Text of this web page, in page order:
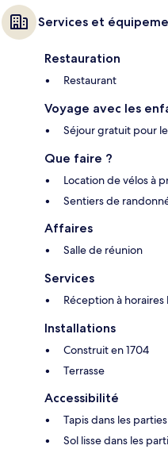
Services et
Restauration
Restaurant
Voyage avec les
Séjour gratuit pour
Que faire ?
Location de vélos à
Sentiers de
Affaires
Salle de réunion
Services
Réception à horaires
Installations
Construit en 1704
Terrasse
Accessibilité
Tapis dans les
Sol lisse dans les